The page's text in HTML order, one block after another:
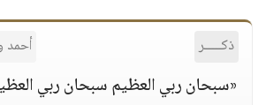
ذكـــــر أحمد
«سبحان ربي العظيم سبحان ربي